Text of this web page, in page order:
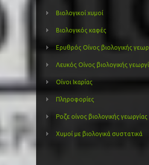
Βιολογικοί χυμοί
Βιολογικός καφές
Ερυθρός Οίνος βιολογικής
Λευκός Οίνος βιολογικής
Οίνοι Ικαρίας
Πληροφορίες
Ροζε οίνος βιολογικής γεωργίας
Χυμοί με βιολογικά συστατικά